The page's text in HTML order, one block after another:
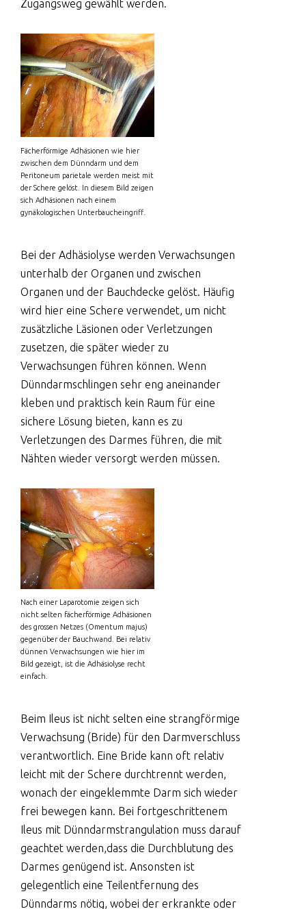
Zugangsweg gewählt werden.
Fächerförmige Adhäsionen wie hier
zwischen dem Dünndarm und dem
Peritoneum parietale werden meist mit
der Schere gelöst. In diesem Bild zeigen
sich Adhäsionen nach einem
gynäkologischen Unterbaucheingriff.
Bei der Adhäsiolyse werden Verwachsungen
unterhalb der Organen und zwischen
Organen und der Bauchdecke gelöst. Häufig
wird hier eine Schere verwendet, um nicht
zusätzliche Läsionen oder Verletzungen
zusetzen, die später wieder zu
Verwachsungen führen können. Wenn
Dünndarmschlingen sehr eng aneinander
kleben und praktisch kein Raum für eine
sichere Lösung bieten, kann es zu
Verletzungen des Darmes führen, die mit
Nähten wieder versorgt werden müssen.
Nach einer Laparotomie zeigen sich
nicht selten fächerförmige Adhäsionen
des grossen Netzes (Omentum majus)
gegenüber der Bauchwand. Bei relativ
dünnen Verwachsungen wie hier im
Bild gezeigt, ist die Adhäsiolyse recht
einfach.
Beim Ileus ist nicht selten eine strangförmige
Verwachsung (Bride) für den Darmverschluss
verantwortlich. Eine Bride kann oft relativ
leicht mit der Schere durchtrennt werden,
wonach der eingeklemmte Darm sich wieder
frei bewegen kann. Bei fortgeschrittenem
Ileus mit Dünndarmstrangulation muss darauf
geachtet werden,dass die Durchblutung des
Darmes genügend ist. Ansonsten ist
gelegentlich eine Teilentfernung des
Dünndarms nötig, wobei der erkrankte oder